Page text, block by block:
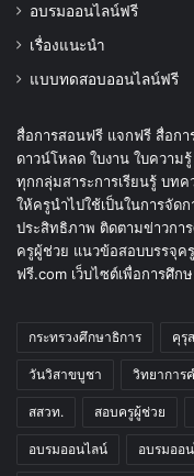
อบรมออนไลน์ฟรี
เรื่องแนะนำ
แบบทดสอบออนไลน์ฟรี
สื่อการสอนฟรี แจกฟรี สื่อก
ดาวน์โหลด ใบงาน ใบควา
ทุกกลุ่มสาระการเรียนรู้ บท
ให้ครูนำไปใช้เป็นในการจัด
ประสิทธิภาพ ติดตามข่าวกา
ครูผู้ช่วย แนวข้อสอบบรรจุ
ฟรี.com เว็บไซต์เพื่อการศึ
กระทรวงศึกษาธิการ คุรุ
วันวิสาขบูชา วิทยาการ
สสวท. สอบครูผู้ช่วย
อบรมออนไลน์ อบรมออ